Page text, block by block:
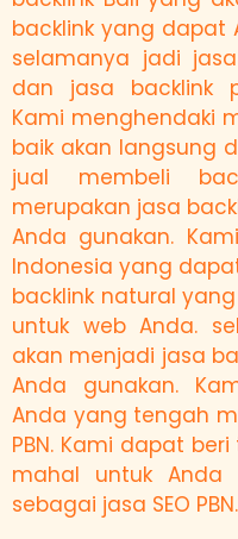
backlink yang dapat
selamanya jadi
dan jasa backlink
Kami menghendaki
baik akan langsung
jual membeli
merupakan jasa
Anda gunakan.
Indonesia yang
backlink natural
untuk web Anda.
akan menjadi jasa
Anda gunakan.
Anda yang tengah
PBN. Kami dapat
mahal untuk Anda
sebagai jasa SEO PBN.